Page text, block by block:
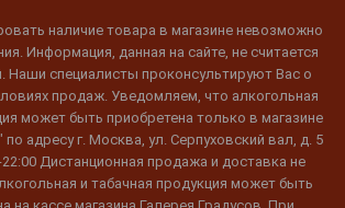
наличие товара в магазине невозможно
Информация, данная на сайте, не считается
Наши специалисты проконсультируют Вас о
продаж. Уведомляем, что алкогольная
может быть приобретена только в магазине
по адресу г. Москва, ул. Серпуховский вал, д. 5
Дистанционная продажа и доставка не
и табачная продукция может быть